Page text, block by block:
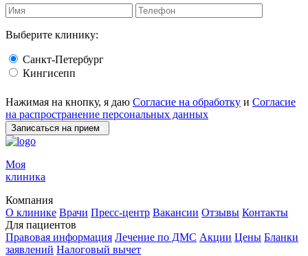
Выберите клинику:
Санкт-Петербург
Кингисепп
Нажимая на кнопку, я даю Согласие на обработку и Согласие
на распространение персональных данных
Записаться на прием
Моя
клиника
Компания
О клинике Врачи Пресс-центр Вакансии Отзывы Контакты
Для пациентов
Правовая информация Лечение по ДМС Акции Цены Бланки
заявлений Налоговый вычет